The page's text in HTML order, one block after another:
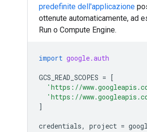
predefinite dell'applicazione
ottenute automaticamente, ad
Run o Compute Engine.
import google.auth
GCS_READ_SCOPES = [
'https://
'https://
]
credentials, project =